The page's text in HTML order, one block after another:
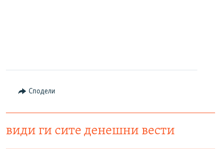
Сподели
види ги сите денешни вести